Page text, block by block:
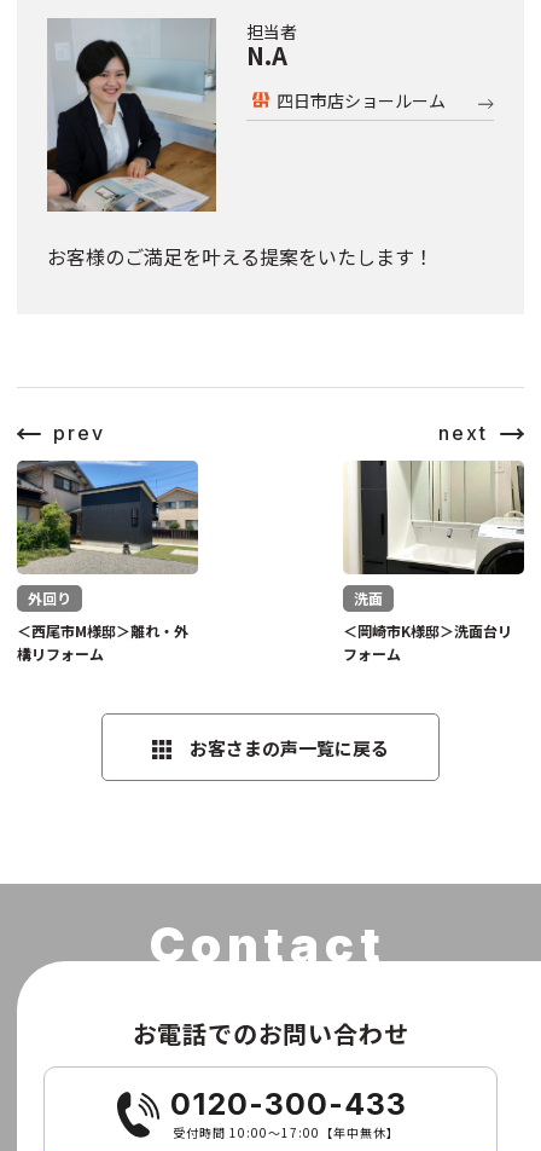
担当者
N.A
四日市店ショールーム
お客様のご満足を叶える提案をいたします！
prev
外回り
＜西尾市M様邸＞離れ・外
構リフォーム
next
洗面
＜岡崎市K様邸＞洗面台リ
フォーム
お客さまの声一覧に戻る
お電話でのお問い合わせ
0120-300-433
受付時間 10:00〜17:00【年中無休】